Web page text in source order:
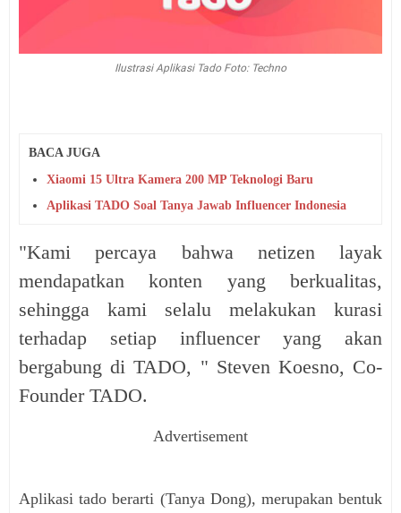
Ilustrasi Aplikasi Tado Foto: Techno
BACA JUGA
Xiaomi 15 Ultra Kamera 200 MP Teknologi Baru
Aplikasi TADO Soal Tanya Jawab Influencer Indonesia
"Kami percaya bahwa netizen layak
mendapatkan konten yang berkualitas,
sehingga kami selalu melakukan kurasi
terhadap setiap influencer yang akan
bergabung di TADO, " Steven Koesno, Co-
Founder TADO.
Advertisement
Aplikasi tado berarti (Tanya Dong), merupakan bentuk